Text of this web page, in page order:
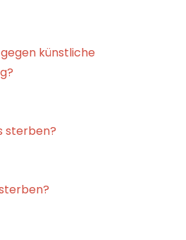
künstliche
sterben?